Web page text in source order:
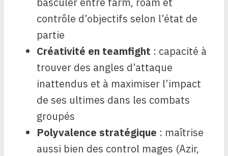
contrôle d’objectifs selon l’état de
partie
Créativité en teamfight : capacité à
trouver des angles d’attaque
inattendus et à maximiser l’impact
de ses ultimes dans les combats
groupés
Polyvalence stratégique : maîtrise
aussi bien des control mages (Azir,